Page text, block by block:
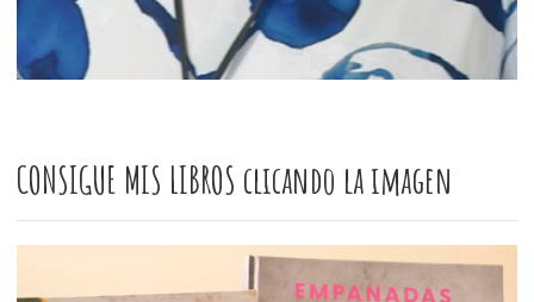
CONSIGUE MIS LIBROS clicando la imagen